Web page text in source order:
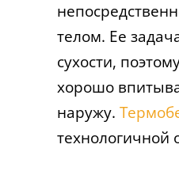
телом. Ее
сухости,
хорошо
наружу.
технологичной